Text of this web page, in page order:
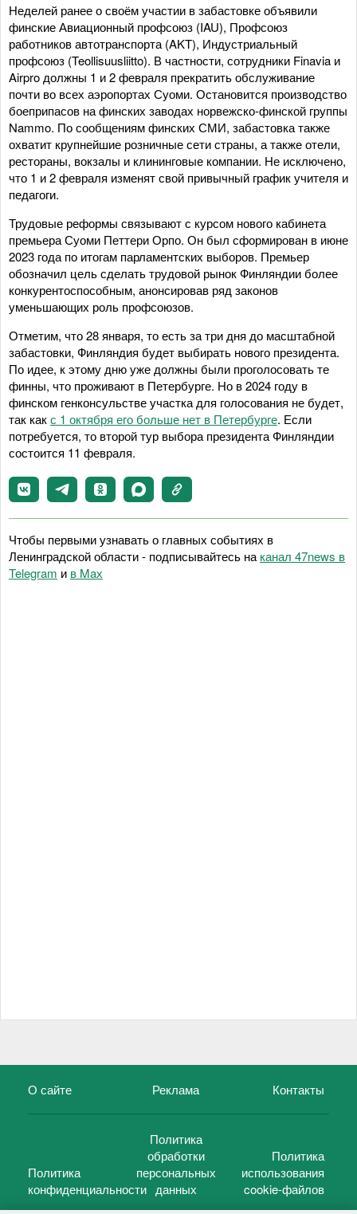
Неделей ранее о своём участии в забастовке объявили
финские Авиационный профсоюз (IAU), Профсоюз
работников автотранспорта (AKT), Индустриальный
профсоюз (Teollisuusliitto). В частности, сотрудники Finavia и
Airpro должны 1 и 2 февраля прекратить обслуживание
почти во всех аэропортах Суоми. Остановится производство
боеприпасов на финских заводах норвежско-финской группы
Nammo. По сообщениям финских СМИ, забастовка также
охватит крупнейшие розничные сети страны, а также отели,
рестораны, вокзалы и клининговые компании. Не исключено,
что 1 и 2 февраля изменят свой привычный график учителя и
педагоги.
Трудовые реформы связывают с курсом нового кабинета
премьера Суоми Петтери Орпо. Он был сформирован в июне
2023 года по итогам парламентских выборов. Премьер
обозначил цель сделать трудовой рынок Финляндии более
конкурентоспособным, анонсировав ряд законов
уменьшающих роль профсоюзов.
Отметим, что 28 января, то есть за три дня до масштабной
забастовки, Финляндия будет выбирать нового президента.
По идее, к этому дню уже должны были проголосовать те
финны, что проживают в Петербурге. Но в 2024 году в
финском генконсульстве участка для голосования не будет,
так какс 1 октября его больше нет в Петербурге. Если
потребуется, то второй тур выбора президента Финляндии
состоится 11 февраля.
Чтобы первыми узнавать о главных событиях в
Ленинградской области - подписывайтесь на канал 47news в
Telegram и в Maх
О сайте Реклама Контакты
Политика
конфиденциальности
Политика
обработки
персональных
данных
Политика
использования
cookie-файлов